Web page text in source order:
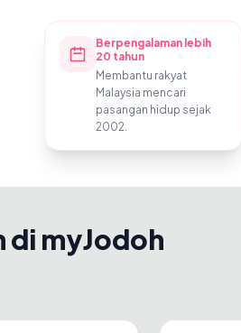
Berpengalaman lebih
20 tahun
Membantu rakyat
Malaysia mencari
pasangan hidup sejak
2002.
di myJodoh